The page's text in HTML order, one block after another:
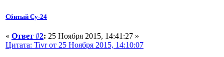
Сбитый Су-24
« Ответ #2: 25 Ноября 2015, 14:41:27 »
Цитата: Tivr от 25 Ноября 2015, 14:10:07